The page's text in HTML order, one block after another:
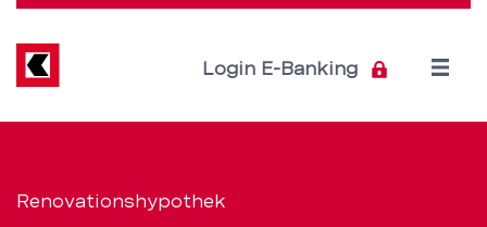
mit
Direkt
Inhalt
Login E-Banking
Open
Renovationshypothek